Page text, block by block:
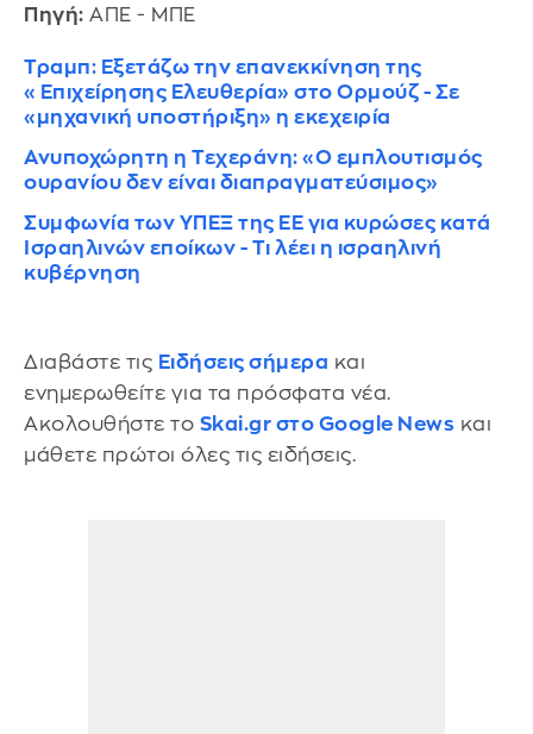
Πηγή: ΑΠΕ - ΜΠΕ
Τραμπ: Εξετάζω την επανεκκίνηση της
«Επιχείρησης Ελευθερία» στο Ορμούζ - Σε
«μηχανική υποστήριξη» η εκεχειρία
Ανυποχώρητη η Τεχεράνη: «Ο εμπλουτισμός
ουρανίου δεν είναι διαπραγματεύσιμος»
Συμφωνία των ΥΠΕΞ της ΕΕ για κυρώσες κατά
Ισραηλινών εποίκων - Τι λέει η ισραηλινή
κυβέρνηση
Διαβάστε τις Ειδήσεις σήμερα και
ενημερωθείτε για τα πρόσφατα νέα.
Ακολουθήστε το Skai.gr στο Google News και
μάθετε πρώτοι όλες τις ειδήσεις.